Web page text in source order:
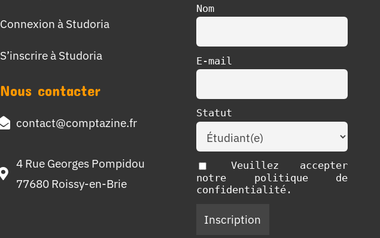
Connexion à Studoria
S’inscrire à Studoria
Nous contacter
contact@comptazine.fr
4 Rue Georges Pompidou
77680 Roissy-en-Brie
Nom
E-mail
Statut
Veuillez accepter
notre politique de
confidentialité.